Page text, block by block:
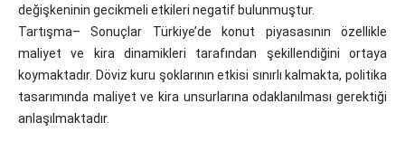
değişkeninin gecikmeli etkileri negatif bulunmuştur.
Tartışma– Sonuçlar Türkiye’de konut piyasasının özellikle
maliyet ve kira dinamikleri tarafından şekillendiğini ortaya
koymaktadır. Döviz kuru şoklarının etkisi sınırlı kalmakta, politika
tasarımında maliyet ve kira unsurlarına odaklanılması gerektiği
anlaşılmaktadır.